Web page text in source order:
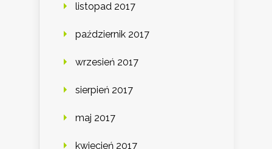
listopad 2017
październik 2017
wrzesień 2017
sierpień 2017
maj 2017
kwiecień 2017